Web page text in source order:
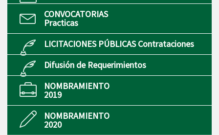
CONVOCATORIAS
Practicas
LICITACIONES PÚBLICAS Contrataciones
Difusión de Requerimientos
NOMBRAMIENTO
2019
NOMBRAMIENTO
2020